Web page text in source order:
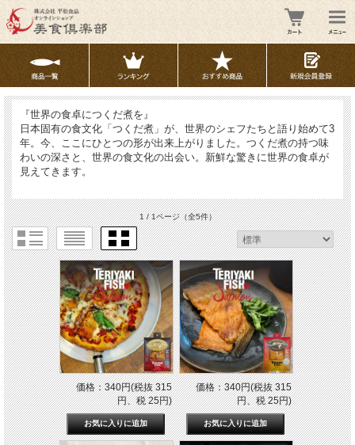
『世界の食卓につくだ煮を』
日本固有の食文化「つくだ煮」が、世界のシェフたちと語り始めて3
年。今、ここにひとつの形が出来上がりました。つくだ煮の持つ味
わいの深さと、世界の食文化の出会い。新鮮な驚きに世界の食卓が
見えてきます。
1 / 1ページ（全5件）
価格：340円(税抜 315
円、税 25円)
価格：340円(税抜 315
円、税 25円)